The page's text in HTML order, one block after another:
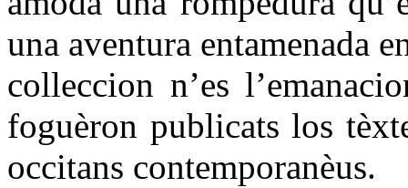
una aventura entamenada
colleccion n’es
foguèron publicats los
occitans contemporanèus.